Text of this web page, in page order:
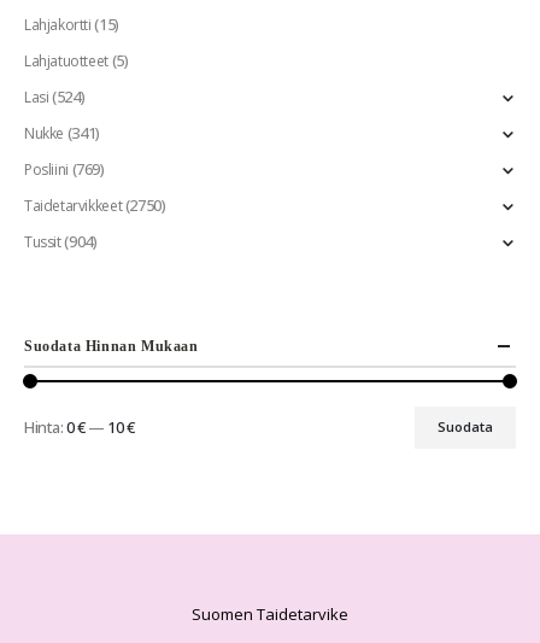
Lahjakortti(15)
Lahjatuotteet(5)
Lasi(524)
Nukke (341)
Posliini (769)
Taidetarvikkeet(2750)
Tussit(904)
Suodata Hinnan Mukaan
Suodata
Hinta:0 €— 10 €
Suomen Taidetarvike